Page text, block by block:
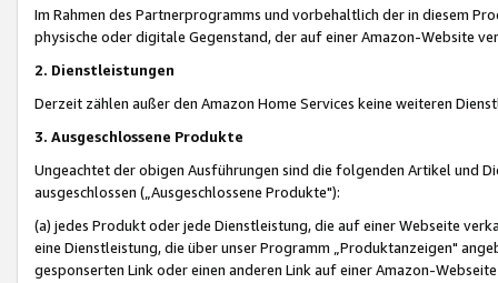
Im Rahmen des Partnerprogramms und vorbehaltlich der in diesem
physische oder digitale Gegenstand, der auf einer Amazon-Website
2. Dienstleistungen
Derzeit zählen außer den Amazon Home Services keine weiteren
3. Ausgeschlossene Produkte
Ungeachtet der obigen Ausführungen sind die folgenden Artikel und
ausgeschlossen („Ausgeschlossene Produkte"):
(a) jedes Produkt oder jede Dienstleistung, die auf einer Webseite
eine Dienstleistung, die über unser Programm „Produktanzeigen"
gesponserten Link oder einen anderen Link auf einer Amazon-